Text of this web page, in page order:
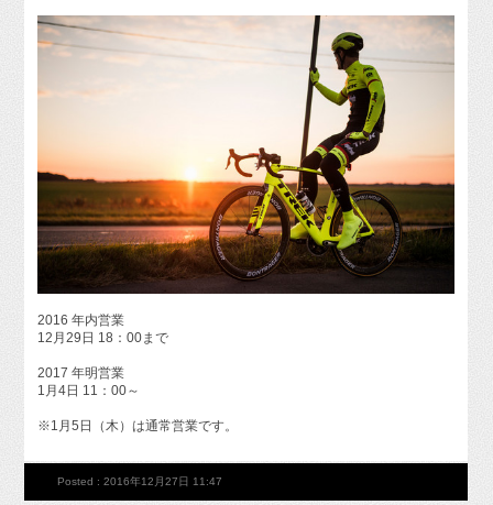
2016 年内営業
12月29日 18：00まで
2017 年明営業
1月4日 11：00～
※1月5日（木）は通常営業です。
Posted : 2016年12月27日 11:47